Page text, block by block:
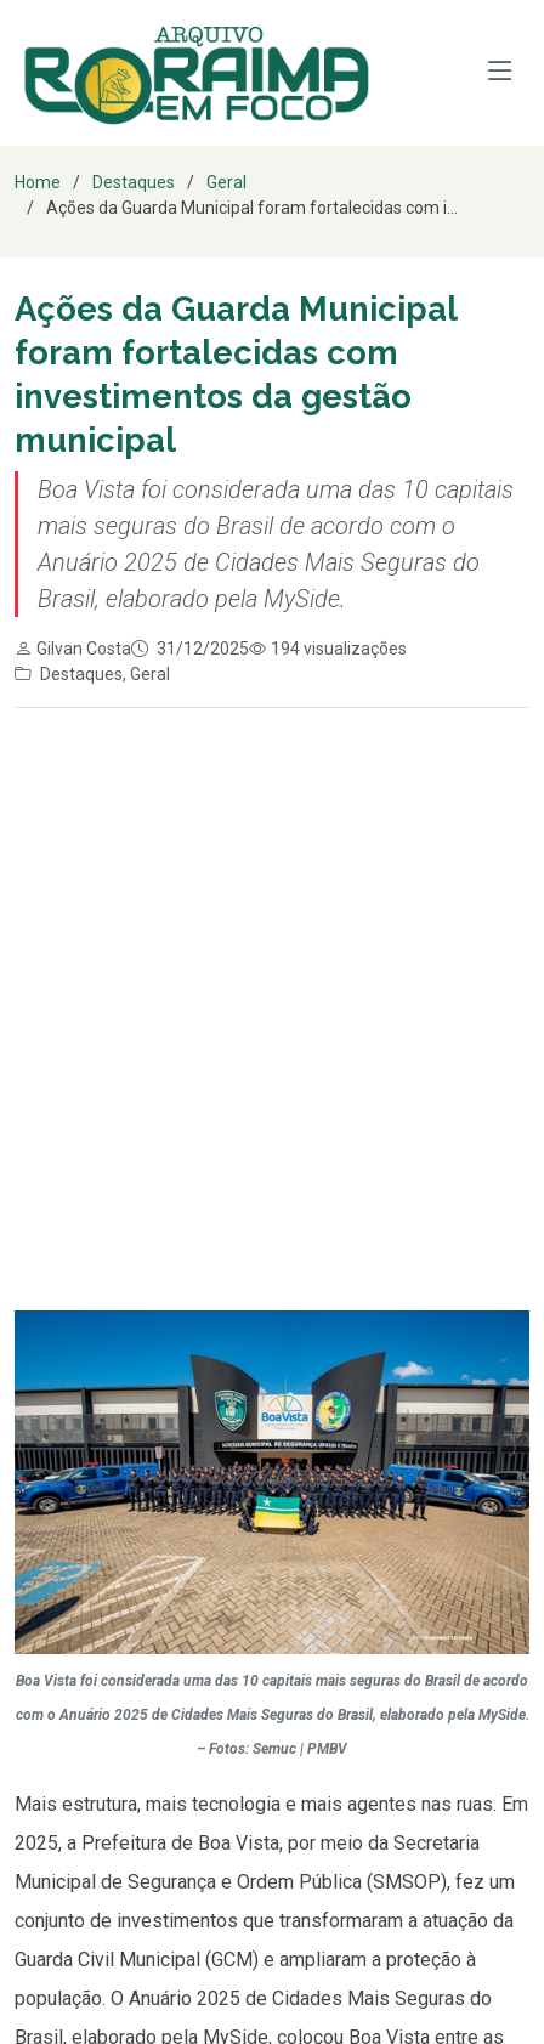
Home Destaques
Geral
Ações da Guarda Municipal foram fortalecidas com i...
Ações da Guarda Municipal
foram fortalecidas com
investimentos da gestão
municipal
Boa Vista foi considerada uma das 10 capitais
mais seguras do Brasil de acordo com o
Anuário 2025 de Cidades Mais Seguras do
Brasil, elaborado pela MySide.
Gilvan Costa 31/12/2025
194 visualizações
Destaques, Geral
Boa Vista foi considerada uma das 10 capitais mais seguras do Brasil de acordo
com o Anuário 2025 de Cidades Mais Seguras do Brasil, elaborado pela MySide.
– Fotos: Semuc | PMBV
Mais estrutura, mais tecnologia e mais agentes nas ruas. Em
2025, a Prefeitura de Boa Vista, por meio da Secretaria
Municipal de Segurança e Ordem Pública (SMSOP), fez um
conjunto de investimentos que transformaram a atuação da
Guarda Civil Municipal (GCM) e ampliaram a proteção à
população. O Anuário 2025 de Cidades Mais Seguras do
Brasil, elaborado pela MySide, colocou Boa Vista entre as